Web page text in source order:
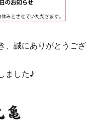
、誠にありがとうござ
ました♪